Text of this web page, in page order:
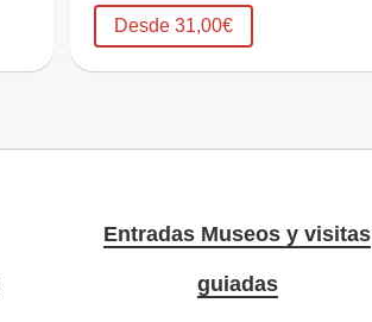
Desde 31,00€
Entradas Museos y visitas
guiadas